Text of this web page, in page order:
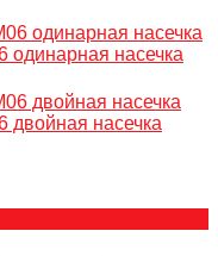
одинарная насечка
двойная насечка